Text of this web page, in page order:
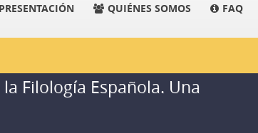
PRESENTACIÓN QUIÉNES SOMOS FAQ
Filología Española. Una